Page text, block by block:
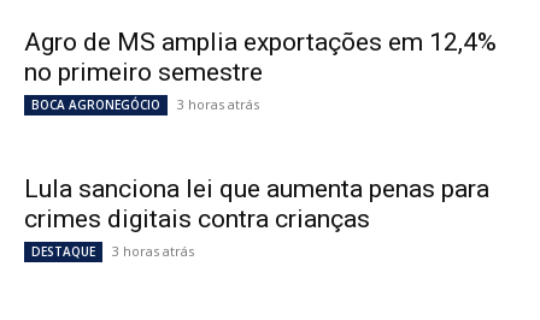
Agro de MS amplia exportações em 12,4%
no primeiro semestre
BOCA AGRONEGÓCIO 3 horas atrás
Lula sanciona lei que aumenta penas para
crimes digitais contra crianças
DESTAQUE 3 horas atrás